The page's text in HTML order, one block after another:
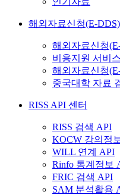
해외자료신청(E-DDS)
해외자료신청
비용지원 서비
해외자료신청
중국대학 자료
RISS API 센터
RISS 검색 API
KOCW 강의정
WILL 연계 API
Rinfo 통계정보
FRIC 검색 API
SAM 분석활용